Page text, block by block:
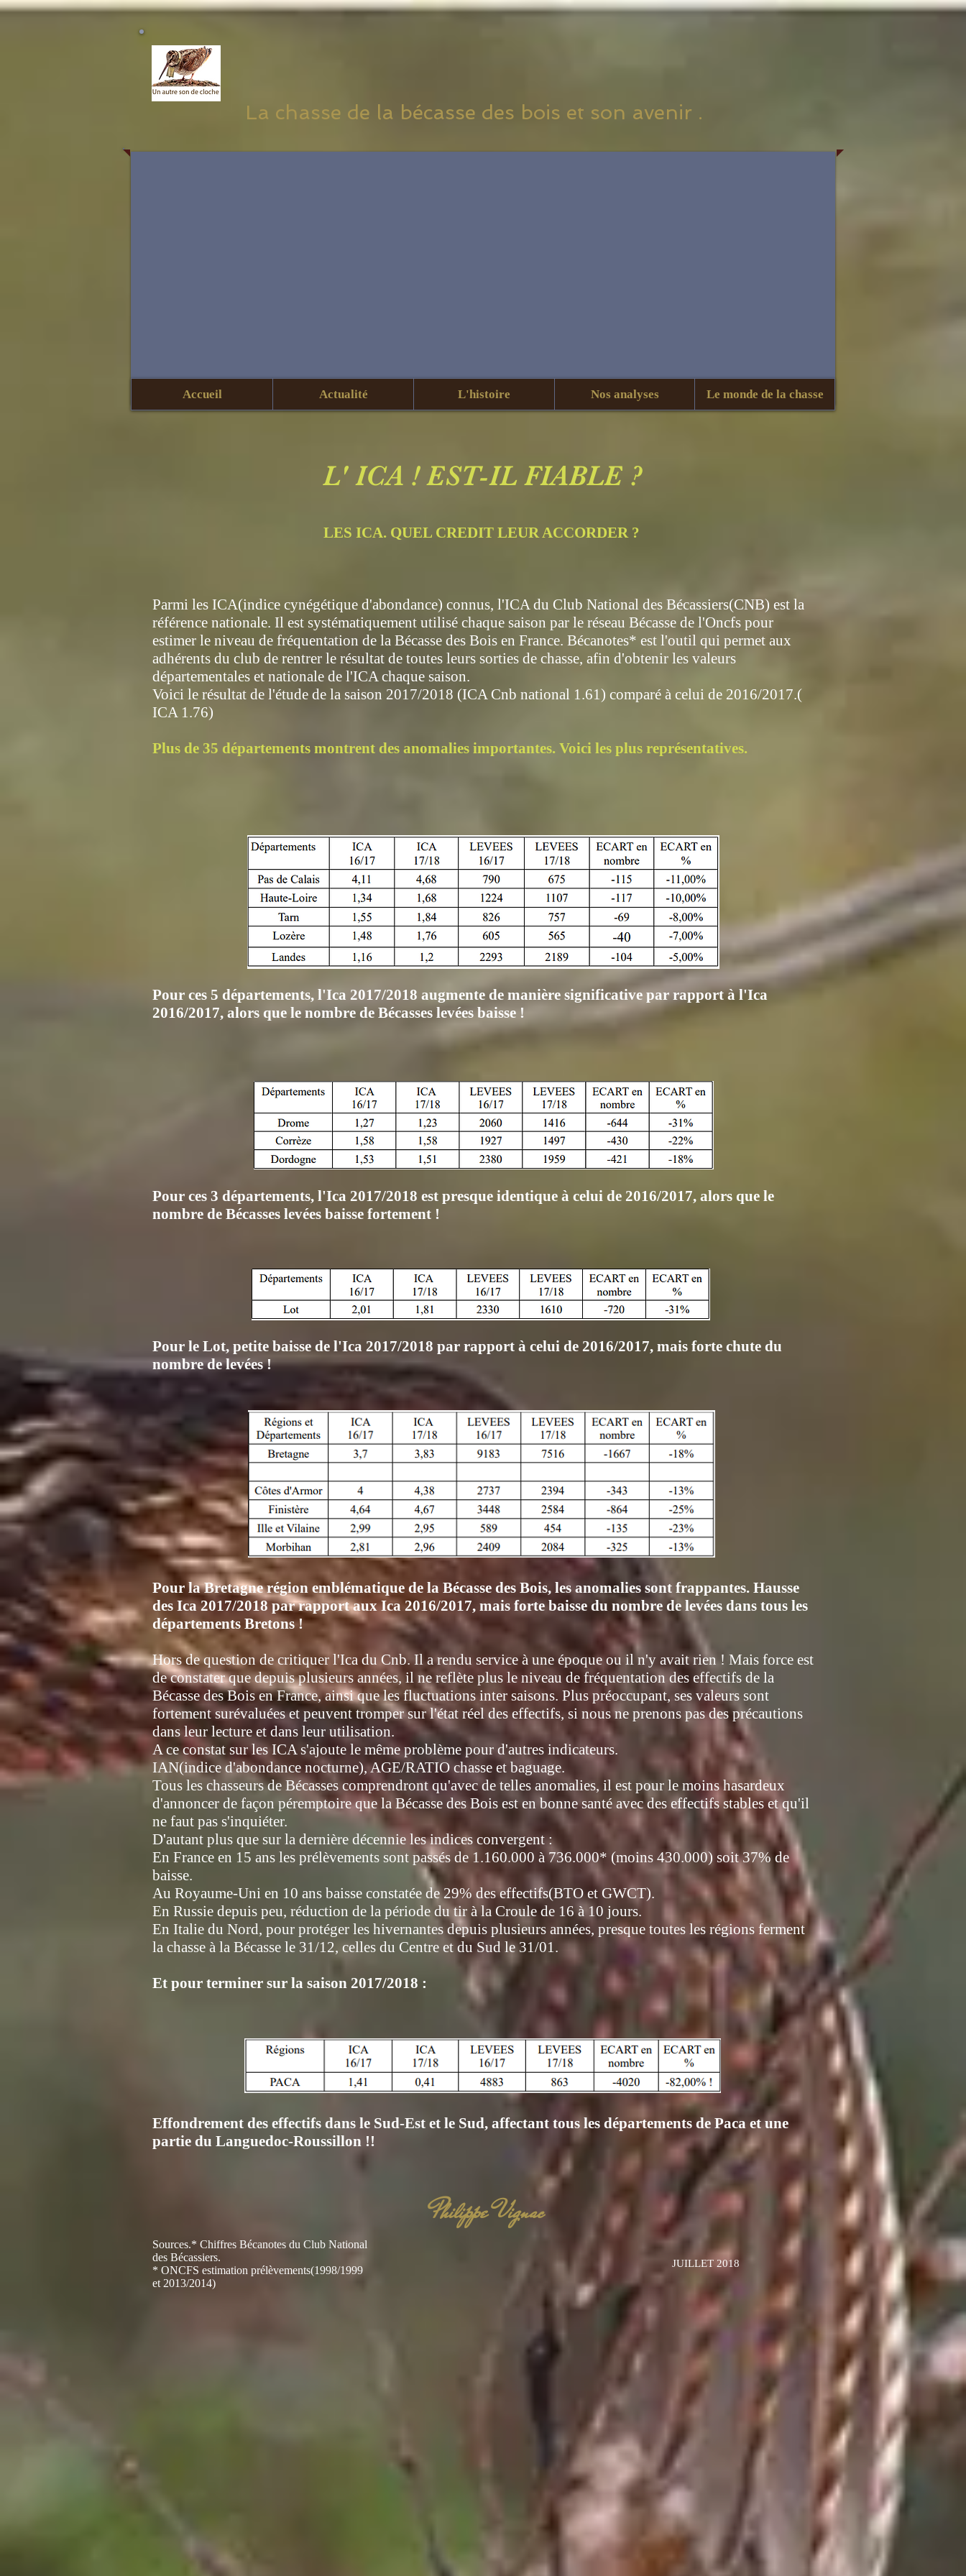
La chasse de la bécasse des bois et son avenir .
Accueil Actualité L'histoire Nos analyses Le monde de la chasse
L' ICA ! EST-IL FIABLE ?
LES ICA. QUEL CREDIT LEUR ACCORDER ?
Parmi les ICA(indice cynégétique d'abondance) connus, l'ICA du Club National des Bécassiers(CNB) est la
référence nationale. Il est systématiquement utilisé chaque saison par le réseau Bécasse de l'Oncfs pour
estimer le niveau de fréquentation de la Bécasse des Bois en France. Bécanotes* est l'outil qui permet aux
adhérents du club de rentrer le résultat de toutes leurs sorties de chasse, afin d'obtenir les valeurs
départementales et nationale de l'ICA chaque saison.
Voici le résultat de l'étude de la saison 2017/2018 (ICA Cnb national 1.61) comparé à celui de 2016/2017.(
ICA 1.76)
Plus de 35 départements montrent des anomalies importantes. Voici les plus représentatives.
Pour ces 5 départements, l'Ica 2017/2018 augmente de manière significative par rapport à l'Ica
2016/2017, alors que le nombre de Bécasses levées baisse !
Pour ces 3 départements, l'Ica 2017/2018 est presque identique à celui de 2016/2017, alors que le
nombre de Bécasses levées baisse fortement !
Pour le Lot, petite baisse de l'Ica 2017/2018 par rapport à celui de 2016/2017, mais forte chute du
nombre de levées !
Pour la Bretagne région emblématique de la Bécasse des Bois, les anomalies sont frappantes. Hausse
des Ica 2017/2018 par rapport aux Ica 2016/2017, mais forte baisse du nombre de levées dans tous les
départements Bretons !
Hors de question de critiquer l'Ica du Cnb. Il a rendu service à une époque ou il n'y avait rien ! Mais force est
de constater que depuis plusieurs années, il ne reflète plus le niveau de fréquentation des effectifs de la
Bécasse des Bois en France, ainsi que les fluctuations inter saisons. Plus préoccupant, ses valeurs sont
fortement surévaluées et peuvent tromper sur l'état réel des effectifs, si nous ne prenons pas des précautions
dans leur lecture et dans leur utilisation.
A ce constat sur les ICA s'ajoute le même problème pour d'autres indicateurs.
IAN(indice d'abondance nocturne), AGE/RATIO chasse et baguage.
Tous les chasseurs de Bécasses comprendront qu'avec de telles anomalies, il est pour le moins hasardeux
d'annoncer de façon péremptoire que la Bécasse des Bois est en bonne santé avec des effectifs stables et qu'il
ne faut pas s'inquiéter.
D'autant plus que sur la dernière décennie les indices convergent :
En France en 15 ans les prélèvements sont passés de 1.160.000 à 736.000* (moins 430.000) soit 37% de
baisse.
Au Royaume-Uni en 10 ans baisse constatée de 29% des effectifs(BTO et GWCT).
En Russie depuis peu, réduction de la période du tir à la Croule de 16 à 10 jours.
En Italie du Nord, pour protéger les hivernantes depuis plusieurs années, presque toutes les régions ferment
la chasse à la Bécasse le 31/12, celles du Centre et du Sud le 31/01.
Et pour terminer sur la saison 2017/2018 :
Effondrement des effectifs dans le Sud-Est et le Sud, affectant tous les départements de Paca et une
partie du Languedoc-Roussillon !!
Philippe Vignac
Sources.* Chiffres Bécanotes du Club National
des Bécassiers.
* ONCFS estimation prélèvements(1998/1999
et 2013/2014)
JUILLET 2018